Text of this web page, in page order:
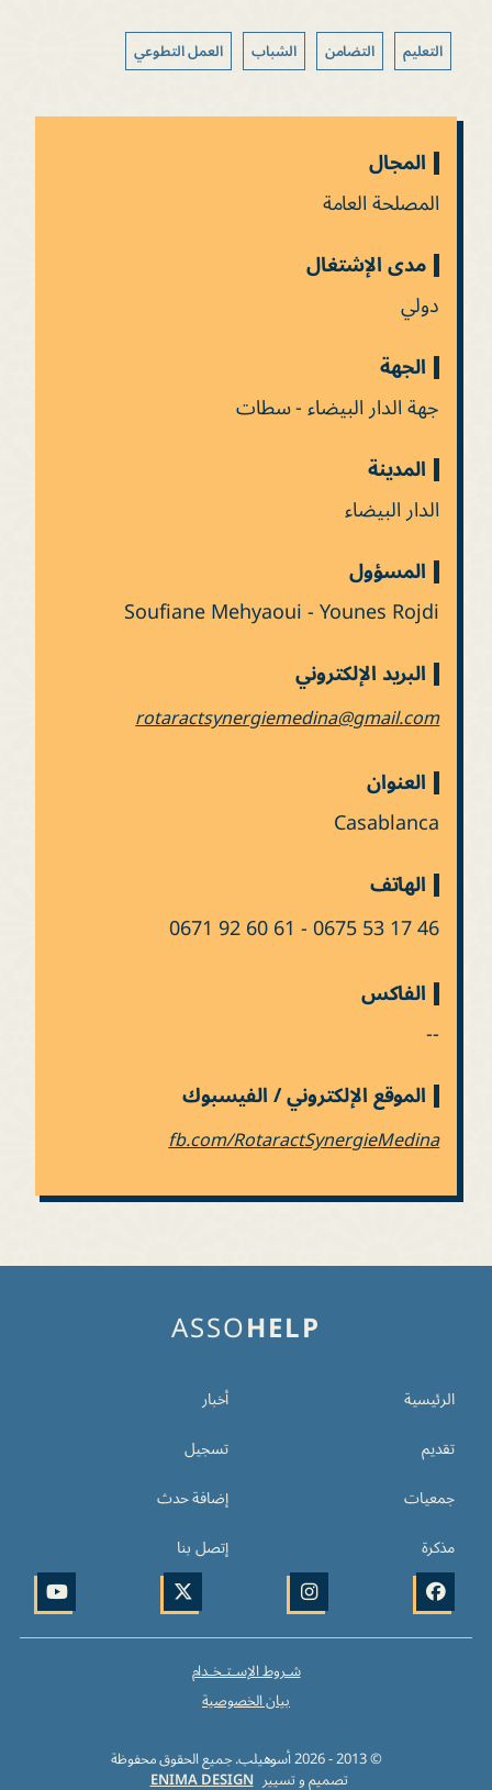
التعليم التضامن الشباب العمل التطوعي
المجال
المصلحة العامة
مدى الإشتغال
دولي
الجهة
جهة الدار البيضاء - سطات
المدينة
الدار البيضاء
المسؤول
Soufiane Mehyaoui - Younes Rojdi
البريد الإلكتروني
rotaractsynergiemedina@gmail.com
العنوان
Casablanca
الهاتف
0671 92 60 61 - 0675 53 17 46
الفاكس
--
الموقع الإلكتروني / الفيسبوك
fb.com/RotaractSynergieMedina
ASSOHELP
الرئيسية
تقديم
جمعيات
مذكرة
أخبار
تسجيل
إضافة حدث
إتصل بنا
شـروط الإسـتـخـدام
بيان الخصوصية
© 2013 -
2026أسوهيلب. جميع الحقوق محفوظة
تصميم و تسيير ENIMA DESIGN